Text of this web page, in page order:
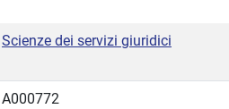
Scienze dei servizi giuridici
A000772